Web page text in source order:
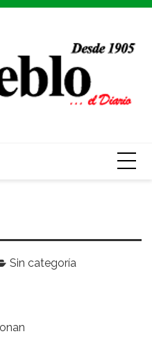
Sin categoría